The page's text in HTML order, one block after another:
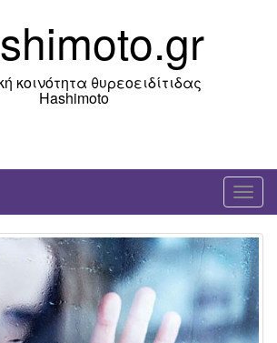
κοινότητα θυρεοειδίτιδας
Hashimoto
T
o
g
g
l
e
n